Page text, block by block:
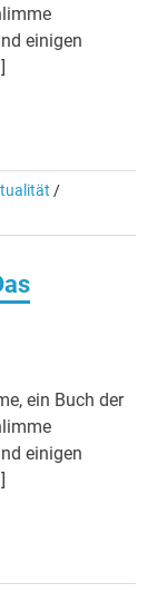
einigen
/
ein Buch der
einigen